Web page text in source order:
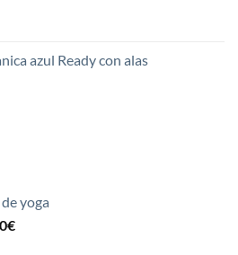
azul Ready con alas
yoga
€Rango